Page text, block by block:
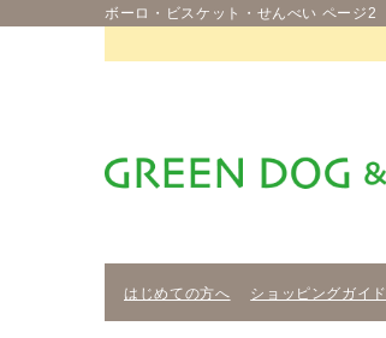
ボーロ・ビスケット・せんべい ページ2
はじめての方へ ショッピングガイド